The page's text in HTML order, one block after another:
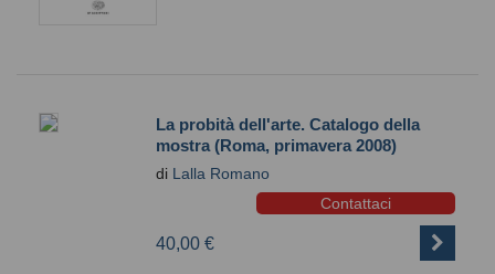
La probità dell'arte. Catalogo della
mostra (Roma, primavera 2008)
di Lalla Romano
Contattaci
40,00 €